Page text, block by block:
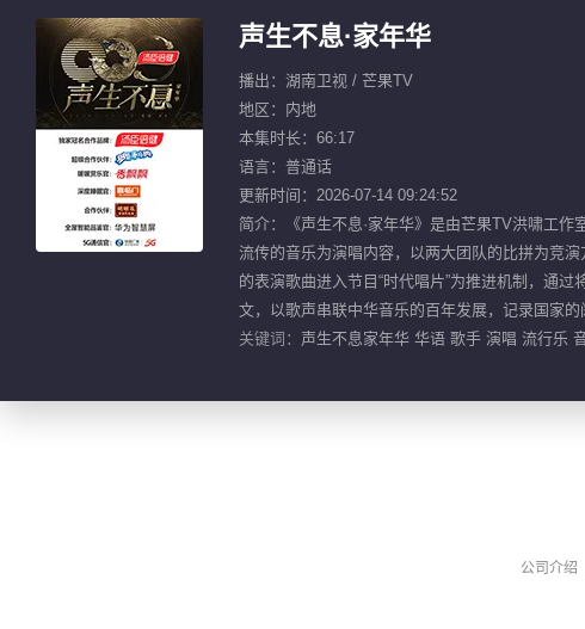
声生不息·家年华
播出：湖南卫视 / 芒果TV
地区：内地
本集时长：66:17
语言：普通话
更新时间：2026-07-14 09:24:52
简介：《声生不息·家年华》是由芒果TV洪啸工
流传的音乐为演唱内容，以两大团队的比拼为竞
的表演歌曲进入节目“时代唱片”为推进机制，通
文，以歌声串联中华音乐的百年发展，记录国家的
关键词： 声生不息家年华 华语 歌手 演唱 流行乐
公司介绍